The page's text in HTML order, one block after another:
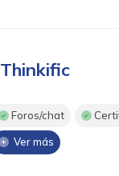
Thinkific
Foros/chat
Ver más